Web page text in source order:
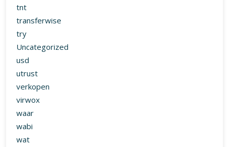
tnt
transferwise
try
Uncategorized
usd
utrust
verkopen
virwox
waar
wabi
wat